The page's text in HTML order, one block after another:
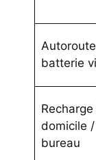
Autoroute
batterie
Recharge
domicile
bureau